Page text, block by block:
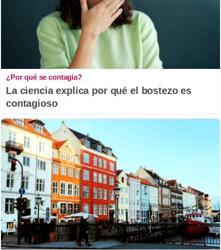
¿Por qué se contagia?
La ciencia explica por qué el bostezo es
contagioso